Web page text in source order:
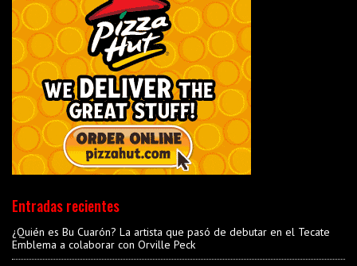
Entradas recientes
¿Quién es Bu Cuarón? La artista que pasó de debutar en el Tecate
Emblema a colaborar con Orville Peck